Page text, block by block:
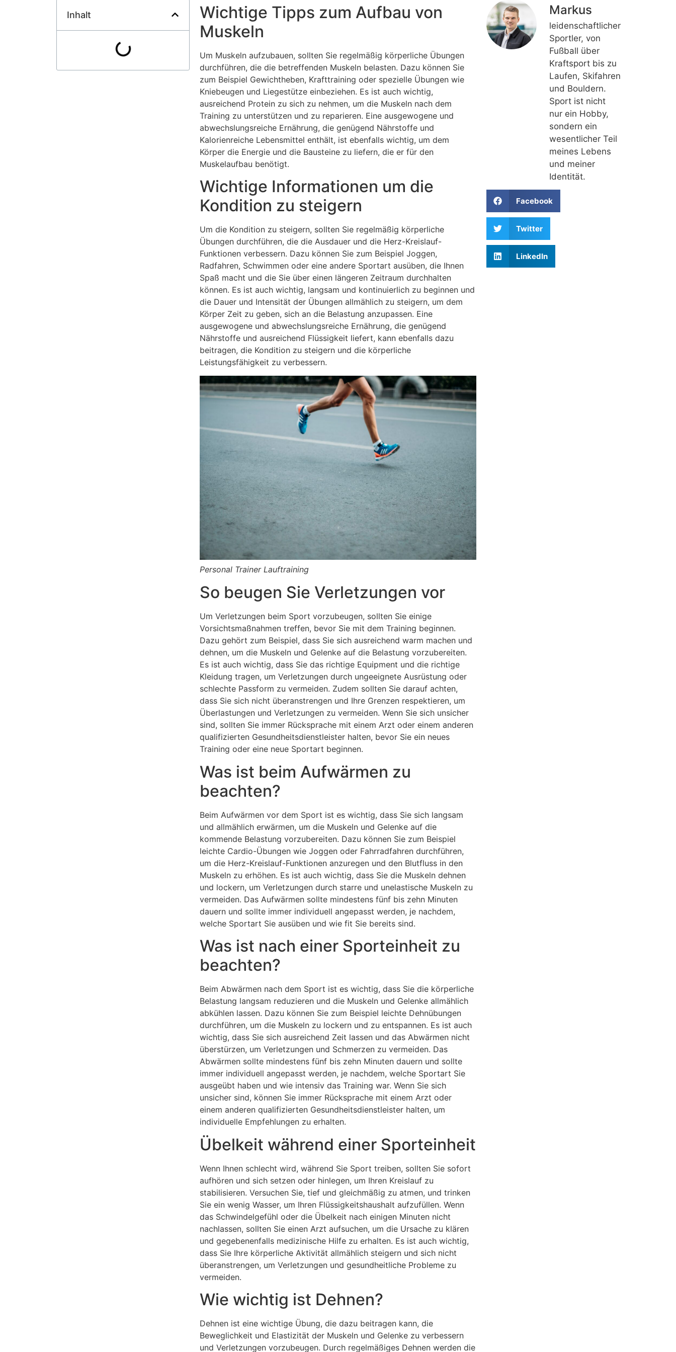
Inhalt
Wichtige Tipps zum Aufbau von
Muskeln
Um Muskeln aufzubauen, sollten Sie regelmäßig körperliche Übungen
durchführen, die die betreffenden Muskeln belasten. Dazu können Sie
zum Beispiel Gewichtheben, Krafttraining oder spezielle Übungen wie
Kniebeugen und Liegestütze einbeziehen. Es ist auch wichtig,
ausreichend Protein zu sich zu nehmen, um die Muskeln nach dem
Training zu unterstützen und zu reparieren. Eine ausgewogene und
abwechslungsreiche Ernährung, die genügend Nährstoffe und
Kalorienreiche Lebensmittel enthält, ist ebenfalls wichtig, um dem
Körper die Energie und die Bausteine zu liefern, die er für den
Muskelaufbau benötigt.
Wichtige Informationen um die
Kondition zu steigern
Um die Kondition zu steigern, sollten Sie regelmäßig körperliche
Übungen durchführen, die die Ausdauer und die Herz-Kreislauf-
Funktionen verbessern. Dazu können Sie zum Beispiel Joggen,
Radfahren, Schwimmen oder eine andere Sportart ausüben, die Ihnen
Spaß macht und die Sie über einen längeren Zeitraum durchhalten
können. Es ist auch wichtig, langsam und kontinuierlich zu beginnen und
die Dauer und Intensität der Übungen allmählich zu steigern, um dem
Körper Zeit zu geben, sich an die Belastung anzupassen. Eine
ausgewogene und abwechslungsreiche Ernährung, die genügend
Nährstoffe und ausreichend Flüssigkeit liefert, kann ebenfalls dazu
beitragen, die Kondition zu steigern und die körperliche
Leistungsfähigkeit zu verbessern.
Personal Trainer Lauftraining
So beugen Sie Verletzungen vor
Um Verletzungen beim Sport vorzubeugen, sollten Sie einige
Vorsichtsmaßnahmen treffen, bevor Sie mit dem Training beginnen.
Dazu gehört zum Beispiel, dass Sie sich ausreichend warm machen und
dehnen, um die Muskeln und Gelenke auf die Belastung vorzubereiten.
Es ist auch wichtig, dass Sie das richtige Equipment und die richtige
Kleidung tragen, um Verletzungen durch ungeeignete Ausrüstung oder
schlechte Passform zu vermeiden. Zudem sollten Sie darauf achten,
dass Sie sich nicht überanstrengen und Ihre Grenzen respektieren, um
Überlastungen und Verletzungen zu vermeiden. Wenn Sie sich unsicher
sind, sollten Sie immer Rücksprache mit einem Arzt oder einem anderen
qualifizierten Gesundheitsdienstleister halten, bevor Sie ein neues
Training oder eine neue Sportart beginnen.
Was ist beim Aufwärmen zu
beachten?
Beim Aufwärmen vor dem Sport ist es wichtig, dass Sie sich langsam
und allmählich erwärmen, um die Muskeln und Gelenke auf die
kommende Belastung vorzubereiten. Dazu können Sie zum Beispiel
leichte Cardio-Übungen wie Joggen oder Fahrradfahren durchführen,
um die Herz-Kreislauf-Funktionen anzuregen und den Blutfluss in den
Muskeln zu erhöhen. Es ist auch wichtig, dass Sie die Muskeln dehnen
und lockern, um Verletzungen durch starre und unelastische Muskeln zu
vermeiden. Das Aufwärmen sollte mindestens fünf bis zehn Minuten
dauern und sollte immer individuell angepasst werden, je nachdem,
welche Sportart Sie ausüben und wie fit Sie bereits sind.
Was ist nach einer Sporteinheit zu
beachten?
Beim Abwärmen nach dem Sport ist es wichtig, dass Sie die körperliche
Belastung langsam reduzieren und die Muskeln und Gelenke allmählich
abkühlen lassen. Dazu können Sie zum Beispiel leichte Dehnübungen
durchführen, um die Muskeln zu lockern und zu entspannen. Es ist auch
wichtig, dass Sie sich ausreichend Zeit lassen und das Abwärmen nicht
überstürzen, um Verletzungen und Schmerzen zu vermeiden. Das
Abwärmen sollte mindestens fünf bis zehn Minuten dauern und sollte
immer individuell angepasst werden, je nachdem, welche Sportart Sie
ausgeübt haben und wie intensiv das Training war. Wenn Sie sich
unsicher sind, können Sie immer Rücksprache mit einem Arzt oder
einem anderen qualifizierten Gesundheitsdienstleister halten, um
individuelle Empfehlungen zu erhalten.
Übelkeit während einer Sporteinheit
Wenn Ihnen schlecht wird, während Sie Sport treiben, sollten Sie sofort
aufhören und sich setzen oder hinlegen, um Ihren Kreislauf zu
stabilisieren. Versuchen Sie, tief und gleichmäßig zu atmen, und trinken
Sie ein wenig Wasser, um Ihren Flüssigkeitshaushalt aufzufüllen. Wenn
das Schwindelgefühl oder die Übelkeit nach einigen Minuten nicht
nachlassen, sollten Sie einen Arzt aufsuchen, um die Ursache zu klären
und gegebenenfalls medizinische Hilfe zu erhalten. Es ist auch wichtig,
dass Sie Ihre körperliche Aktivität allmählich steigern und sich nicht
überanstrengen, um Verletzungen und gesundheitliche Probleme zu
vermeiden.
Wie wichtig ist Dehnen?
Dehnen ist eine wichtige Übung, die dazu beitragen kann, die
Beweglichkeit und Elastizität der Muskeln und Gelenke zu verbessern
und Verletzungen vorzubeugen. Durch regelmäßiges Dehnen werden die
Markus
leidenschaftlicher
Sportler, von
Fußball über
Kraftsport bis zu
Laufen, Skifahren
und Bouldern.
Sport ist nicht
nur ein Hobby,
sondern ein
wesentlicher Teil
meines Lebens
und meiner
Identität.
Facebook
Twitter
LinkedIn